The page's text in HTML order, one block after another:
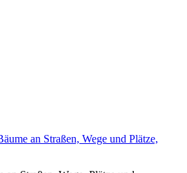
an Straßen, Wege und Plätze,